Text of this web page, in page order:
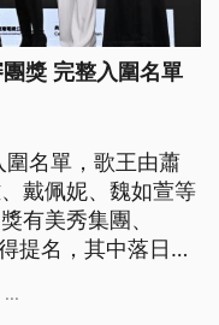
獎 完整入圍名單
名單，歌王由蕭
戴佩妮、魏如萱等
有美秀集團、
提名，其中落日飛
角逐歌王，但搶先
...